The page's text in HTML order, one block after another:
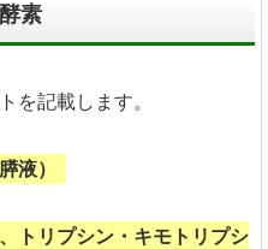
素
を記載します。
液）
トリプシン・キモトリプシ